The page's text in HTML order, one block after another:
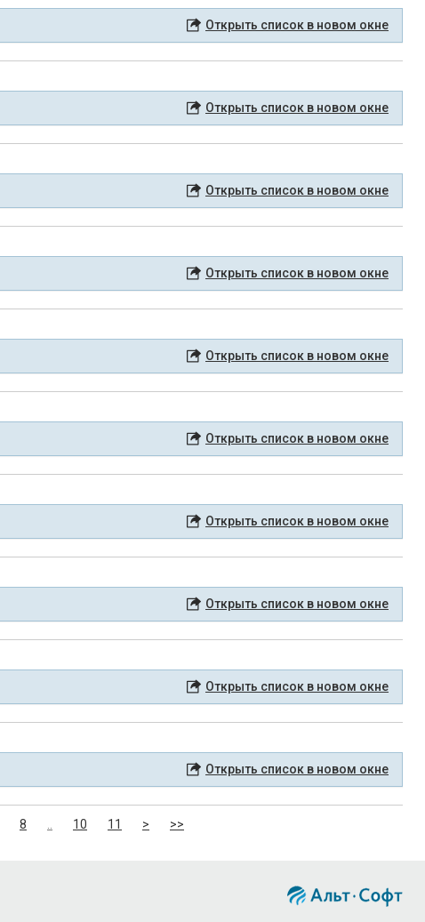
Открыть список в новом окне
Открыть список в новом окне
Открыть список в новом окне
Открыть список в новом окне
Открыть список в новом окне
Открыть список в новом окне
Открыть список в новом окне
Открыть список в новом окне
Открыть список в новом окне
Открыть список в новом окне
8 10 11 > >>